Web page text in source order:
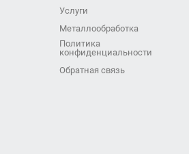
Услуги
Металлообработка
Политика
конфиденциальности
Обратная связь